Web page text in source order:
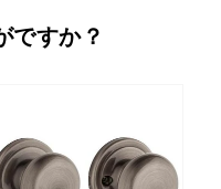
ですか？